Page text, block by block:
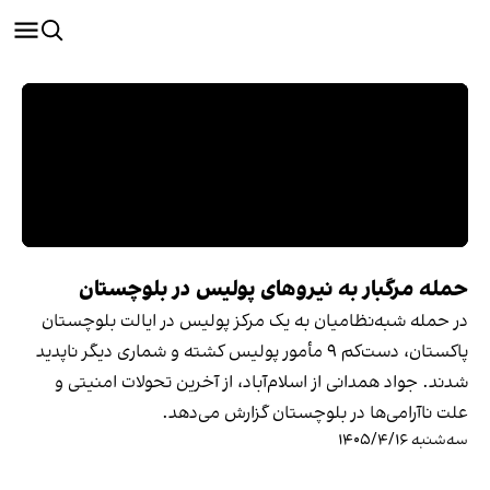
حمله مرگبار به نیروهای پولیس در بلوچستان
در حمله شبه‌نظامیان به یک مرکز پولیس در ایالت بلوچستان
پاکستان، دست‌کم ۹ مأمور پولیس کشته و شماری دیگر ناپدید
شدند. جواد همدانی از اسلام‌آباد، از آخرین تحولات امنیتی و
علت ناآرامی‌ها در بلوچستان گزارش می‌دهد.
سه‌شنبه ۱۴۰۵/۴/۱۶